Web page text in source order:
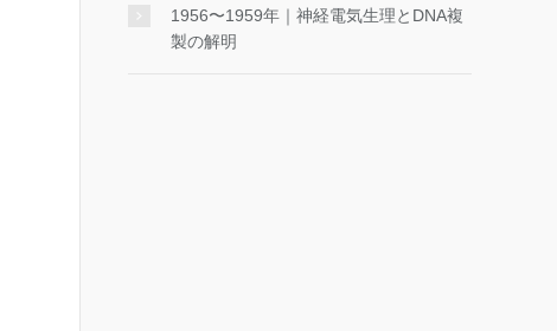
1956〜1959年｜神経電気生理とDNA複
製の解明